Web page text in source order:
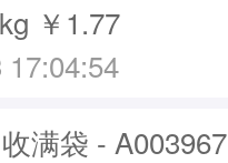
￥1.77
17:04:54
满袋 - A003967